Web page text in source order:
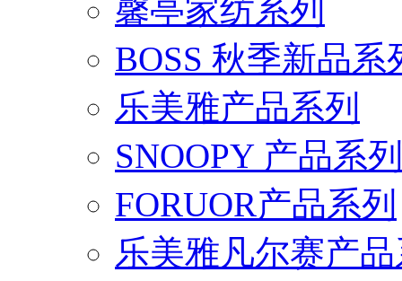
馨亭家纺系列
BOSS 秋季新品系
乐美雅产品系列
SNOOPY 产品系列
FORUOR产品系列
乐美雅凡尔赛产